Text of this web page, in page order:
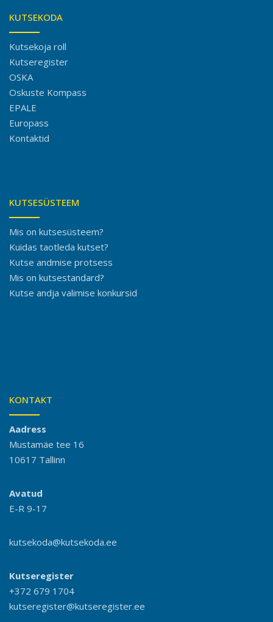
KUTSEKODA
Kutsekoja roll
Kutseregister
OSKA
Oskuste Kompass
EPALE
Europass
Kontaktid
KUTSESÜSTEEM
Mis on kutsesüsteem?
Kuidas taotleda kutset?
Kutse andmise protsess
Mis on kutsestandard?
Kutse andja valimise konkursid
KONTAKT
Aadress
Mustamäe tee 16
10617 Tallinn
Avatud
E-R 9-17
kutsekoda@kutsekoda.ee
Kutseregister
+372 679 1704
kutseregister@kutseregister.ee